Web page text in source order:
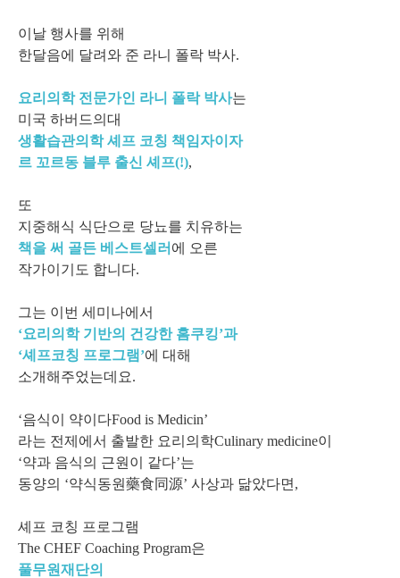
이날 행사를 위해
한달음에 달려와 준 라니 폴락 박사.
요리의학 전문가인 라니 폴락 박사는
미국 하버드의대
생활습관의학 셰프 코칭 책임자이자
르 꼬르동 블루 출신 셰프(!),
또
지중해식 식단으로 당뇨를 치유하는
책을 써 골든 베스트셀러 에 오른
작가이기도 합니다.
그는 이번 세미나에서
‘요리의학 기반의 건강한 홈쿠킹’과
‘셰프코칭 프로그램’에 대해
소개해주었는데요.
‘음식이 약이다Food is Medicin’
라는 전제에서 출발한 요리의학Culinary medicine이
‘약과 음식의 근원이 같다’는
동양의 ‘약식동원藥食同源’ 사상과 닮았다면,
셰프 코칭 프로그램
The CHEF Coaching Program은
풀무원재단의